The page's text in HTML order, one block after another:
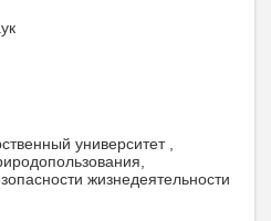
университет ,
жизнедеятельности